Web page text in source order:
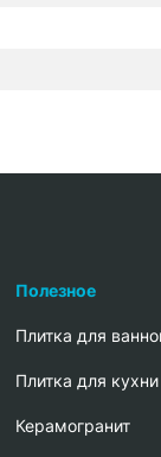
Полезное
Плитка для
Плитка для кухни
Керамогранит